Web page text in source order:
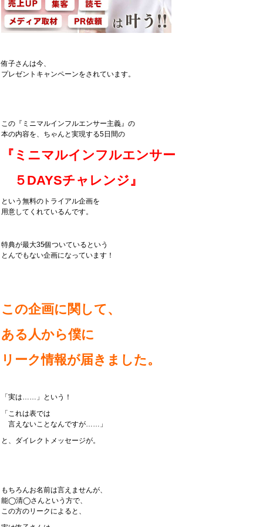
侑子さんは今、
プレゼントキャンペーンをされています。
この『ミニマルインフルエンサー主義』の
本の内容を、ちゃんと実現する5日間の
『ミニマルインフルエンサー
５DAYSチャレンジ』
という無料のトライアル企画を
用意してくれているんです。
特典が最大35個ついているという
とんでもない企画になっています！
この企画に関して、
ある人から僕に
リーク情報が届きました。
「実は……」という！
「これは表では
言えないことなんですが……」
と、ダイレクトメッセージが。
もちろんお名前は言えませんが、
能◯清◯さんという方で、
この方のリークによると、